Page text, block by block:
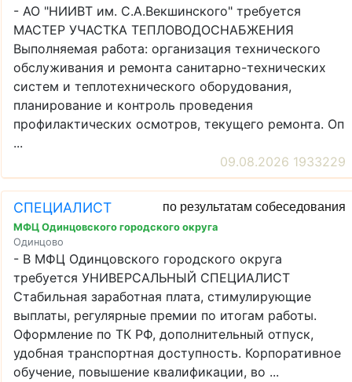
- АО "НИИВТ им. С.А.Векшинского" требуется
МАСТЕР УЧАСТКА ТЕПЛОВОДОСНАБЖЕНИЯ
Выполняемая работа: организация технического
обслуживания и ремонта санитарно-технических
систем и теплотехнического оборудования,
планирование и контроль проведения
профилактических осмотров, текущего ремонта. Оп
...
09.08.2026 1933229
СПЕЦИАЛИСТ по результатам собеседования
МФЦ Одинцовского городского округа
Одинцово
- В МФЦ Одинцовского городского округа
требуется УНИВЕРСАЛЬНЫЙ СПЕЦИАЛИСТ
Стабильная заработная плата, стимулирующие
выплаты, регулярные премии по итогам работы.
Оформление по ТК РФ, дополнительный отпуск,
удобная транспортная доступность. Корпоративное
обучение, повышение квалификации, во ...